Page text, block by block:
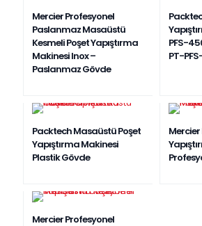
Mercier Profesyonel
Paslanmaz Masaüstü
Kesmeli Poşet Yapıştırma
Makinesi Inox –
Paslanmaz Gövde
PFS-
PT-
Packtech Masaüstü Poşet
Yapıştırma Makinesi
Plastik Gövde
Mercier Profesyonel